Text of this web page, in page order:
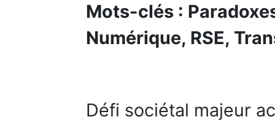
Mots-clés :
Numérique, RSE,
Défi sociétal majeur